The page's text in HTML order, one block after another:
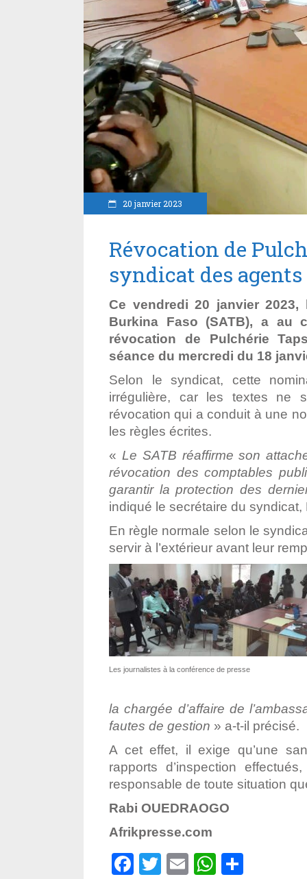
20 janvier 2023
Révocation de
syndicat des
Ce vendredi 20 janvier
Burkina Faso (SATB), a au
révocation de Pulchérie
séance du mercredi du 18
Selon le syndicat, cette
irrégulière, car les textes ne
révocation qui a conduit à une
les règles écrites.
« Le SATB réaffirme son
révocation des comptables
garantir la protection des
indiqué le secrétaire du
En règle normale selon le
servir à l’extérieur avant leur
Les journalistes à la conférence de presse
la chargée d’affaire de
fautes de gestion » a-t-il précisé.
A cet effet, il exige qu’une
rapports d’inspection
responsable de toute situation
Rabi OUEDRAOGO
Afrikpresse.com
Facebook
Twitter
Email